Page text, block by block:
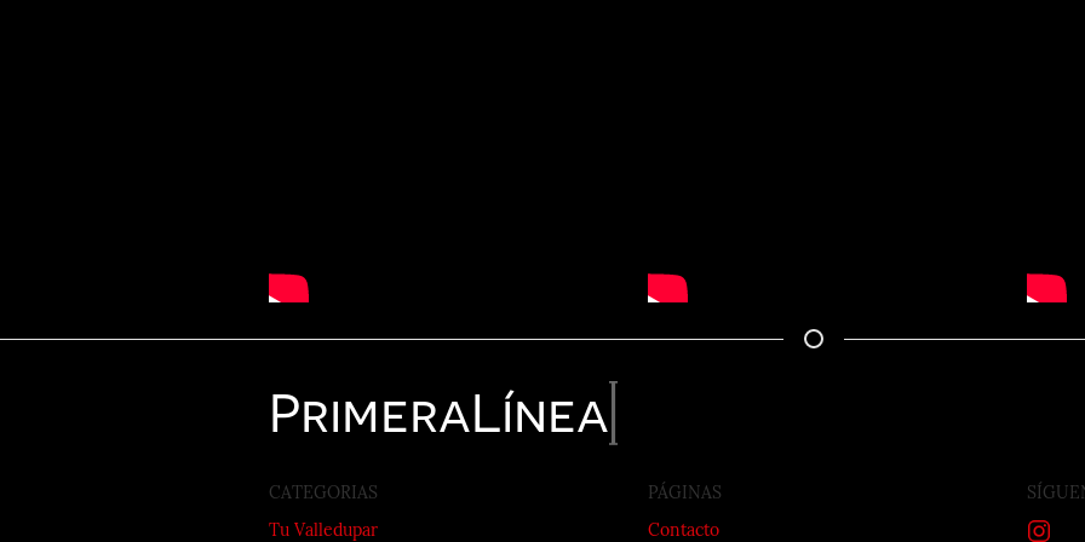
PrimeraLínea
CATEGORIAS
Tu Valledupar
PÁGINAS
Contacto